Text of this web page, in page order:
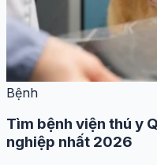
Bệnh
Tìm bệnh viện thú y
nghiệp nhất 2026